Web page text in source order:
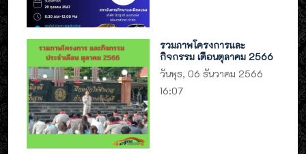
รวมภาพโครงการและ
กิจกรรม เดือนตุลาคม 2566
วันพุธ, 06 ธันวาคม 2566
16:07